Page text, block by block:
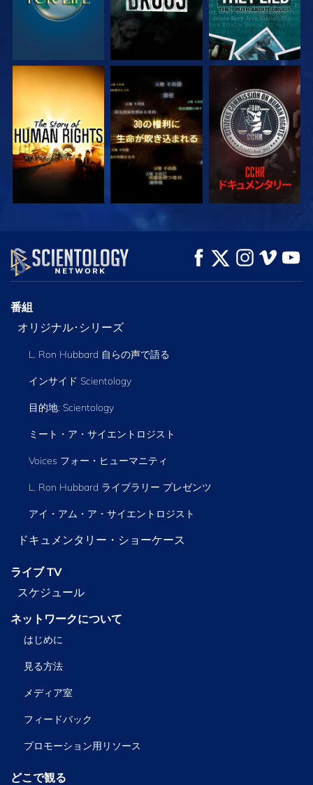
観る 観る 観る
観る シリーズを探求
番組
オリジナル･シリーズ
L. Ron Hubbard 自らの声で語る
インサイド Scientology
目的地: Scientology
ミート・ア・サイエントロジスト
Voices フォー・ヒューマニティ
L. Ron Hubbard ライブラリー プレゼンツ
アイ・アム・ア・サイエントロジスト
ドキュメンタリー・ショーケース
ライブ TV
スケジュール
ネットワークについて
はじめに
見る方法
メディア室
フィードバック
プロモーション用リソース
どこで観る